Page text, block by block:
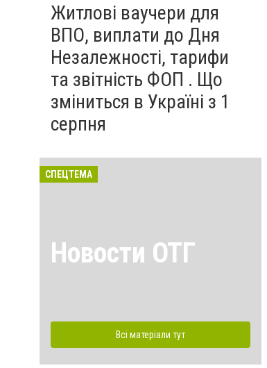
Житлові ваучери для
ВПО, виплати до Дня
Незалежності, тарифи
та звітність ФОП . Що
зміниться в Україні з 1
серпня
СПЕЦТЕМА
Новости ОТГ
Всі матеріали тут